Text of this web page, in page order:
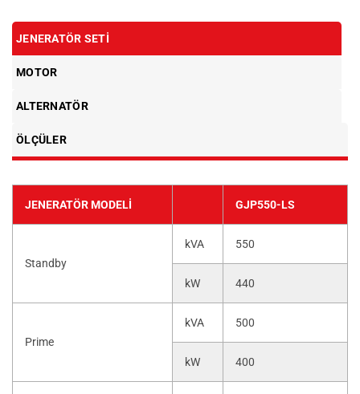
JENERATÖR SETI
MOTOR
ALTERNATÖR
ÖLÇÜLER
JENERATÖR MODELI GJP550-LS
Standby
kVA 550
kW 440
Prime
kVA 500
kW 400